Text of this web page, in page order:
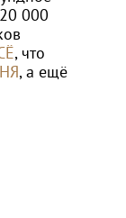
000
, что
, а ещё